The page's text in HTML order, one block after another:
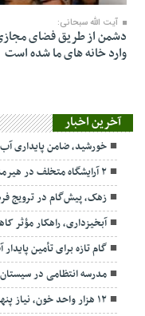
آیت الله سبحانی:
دشمن از طریق فضای
وارد خانه های ما شده است
آخرین اخبار
خورشید، ضامن پایداری
۲ آرایشگاه متخلف در هیرمند مهروموم شدند
زهک، پیش‌گام در ترویج
آبخیزداری، راهکار
گام تازه برای تأمین
مدرسه انتظامی در
۱۲ هزار واحد خون، نیاز پنهان سیستان‌وبلوچستان